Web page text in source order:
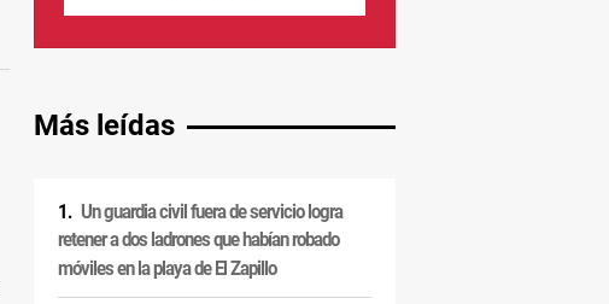
Más leídas
Un guardia civil fuera de servicio logra
retener a dos ladrones que habían robado
móviles en la playa de El Zapillo